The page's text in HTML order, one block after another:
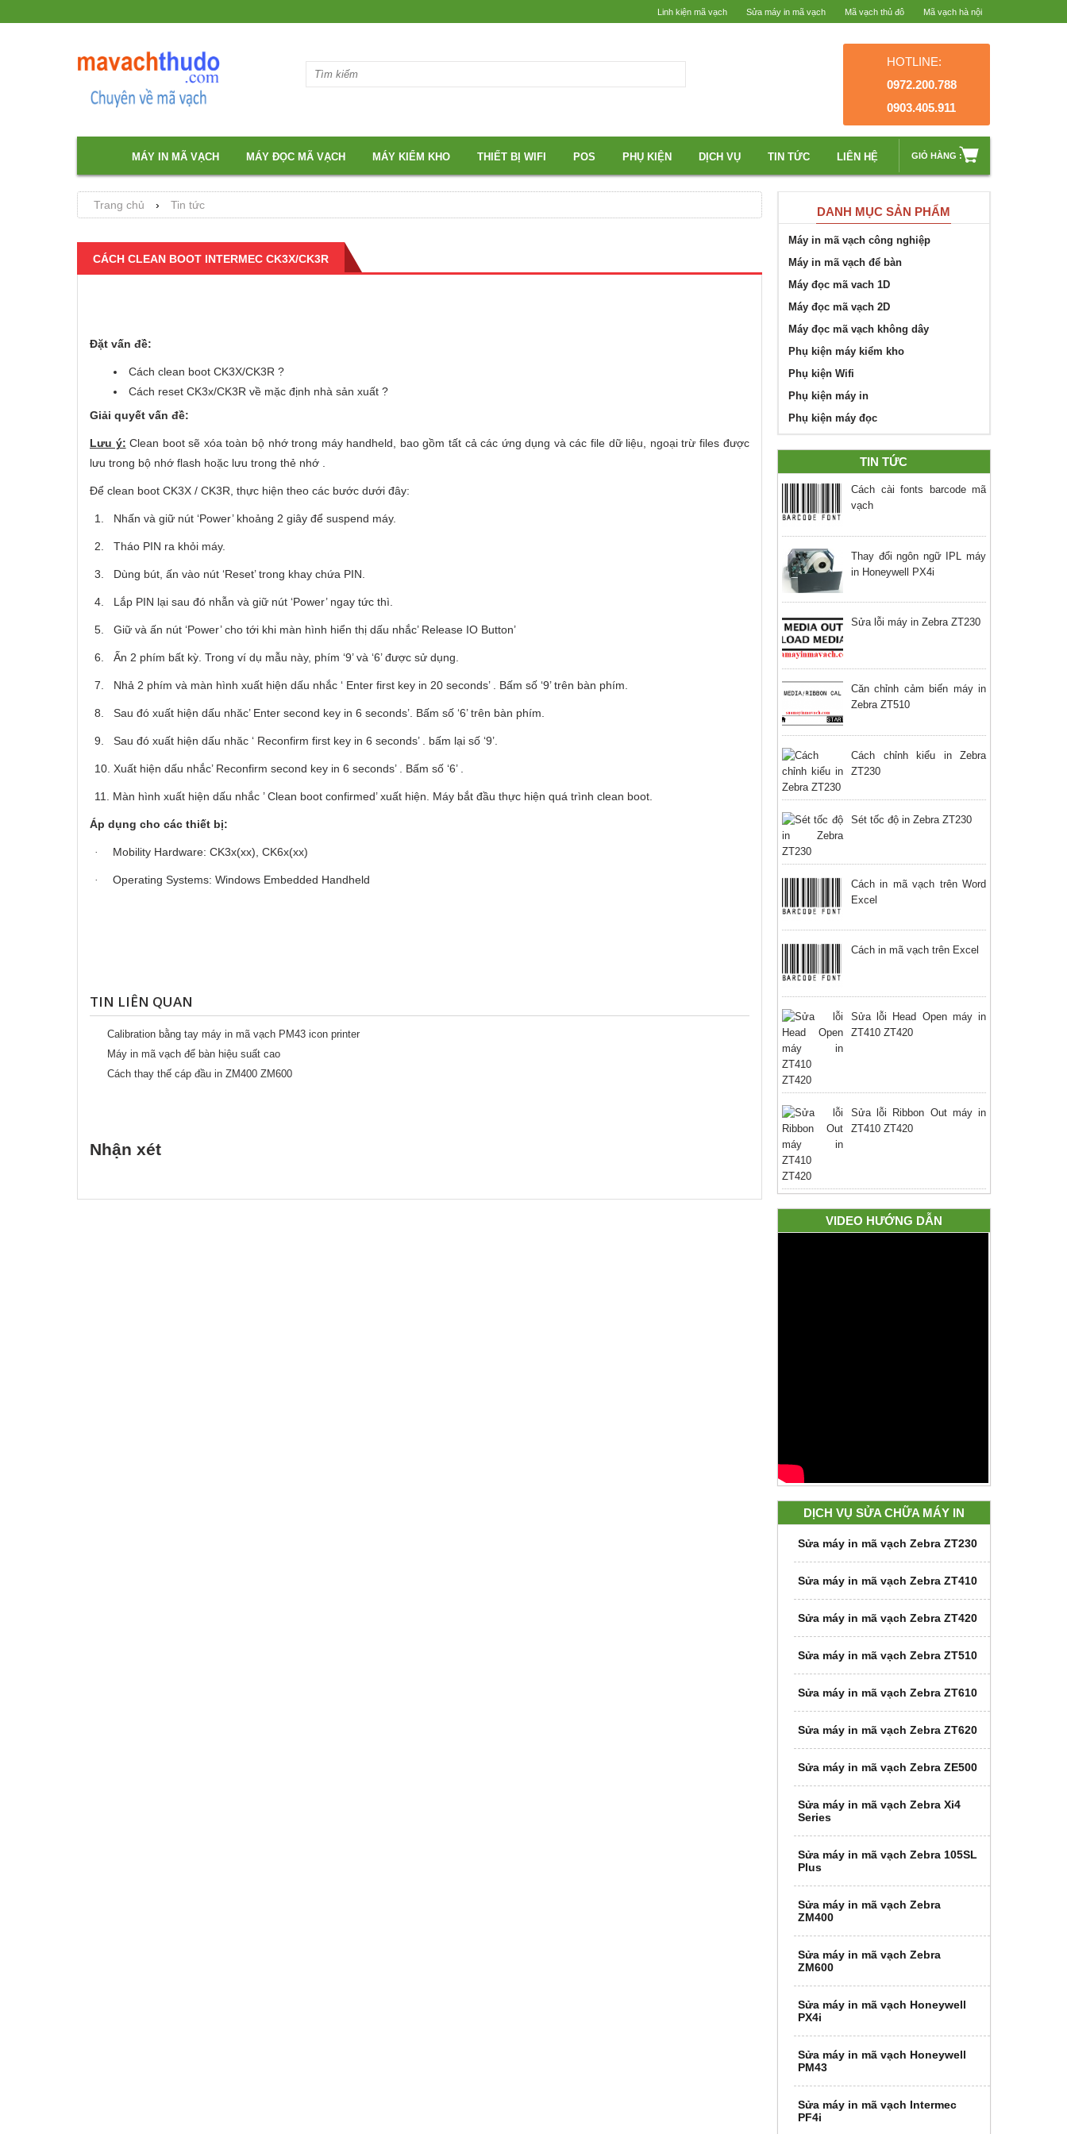
Linh kiện mã vạch Sửa máy in mã vạch Mã vạch thủ đô Mã vạch hà nội
HOTLINE:
0972.200.788
0903.405.911
MÁY IN MÃ VẠCH MÁY ĐỌC MÃ VẠCH MÁY KIỂM KHO THIẾT BỊ WIFI POS PHỤ KIỆN DỊCH VỤ TIN TỨC LIÊN HỆ GIỎ HÀNG :
Trang chủ › Tin tức
CÁCH CLEAN BOOT INTERMEC CK3X/CK3R
Đặt vấn đề:
Cách clean boot CK3X/CK3R ?
Cách reset CK3x/CK3R về mặc định nhà sản xuất ?
Giải quyết vấn đề:
Lưu ý: Clean boot sẽ xóa toàn bộ nhớ trong máy handheld, bao gồm tất cả các ứng dụng và các file dữ liệu, ngoại trừ files được
lưu trong bộ nhớ flash hoặc lưu trong thẻ nhớ .
Để clean boot CK3X / CK3R, thực hiện theo các bước dưới đây:
1. Nhấn và giữ nút ‘Power’ khoảng 2 giây để suspend máy.
2. Tháo PIN ra khỏi máy.
3. Dùng bút, ấn vào nút ‘Reset’ trong khay chứa PIN.
4. Lắp PIN lại sau đó nhẫn và giữ nút ‘Power’ ngay tức thì.
5. Giữ và ấn nút ‘Power’ cho tới khi màn hình hiển thị dấu nhắc’ Release IO Button’
6. Ấn 2 phím bất kỳ. Trong ví dụ mẫu này, phím ‘9’ và ‘6’ được sử dụng.
7. Nhả 2 phím và màn hình xuất hiện dấu nhắc ‘ Enter first key in 20 seconds’ . Bấm số ‘9’ trên bàn phím.
8. Sau đó xuất hiện dấu nhăc’ Enter second key in 6 seconds’. Bấm số ‘6’ trên bàn phím.
9. Sau đó xuất hiện dấu nhăc ‘ Reconfirm first key in 6 seconds’ . bấm lại số ‘9’.
10. Xuất hiện dấu nhắc’ Reconfirm second key in 6 seconds’ . Bấm số ‘6’ .
11. Màn hình xuất hiện dấu nhắc ’ Clean boot confirmed’ xuất hiện. Máy bắt đầu thực hiện quá trình clean boot.
Áp dụng cho các thiết bị:
· Mobility Hardware: CK3x(xx), CK6x(xx)
· Operating Systems: Windows Embedded Handheld
TIN LIÊN QUAN
Calibration bằng tay máy in mã vạch PM43 icon printer
Máy in mã vạch để bàn hiệu suất cao
Cách thay thế cáp đầu in ZM400 ZM600
Nhận xét
DANH MỤC SẢN PHẨM
Máy in mã vạch công nghiệp
Máy in mã vạch để bàn
Máy đọc mã vach 1D
Máy đọc mã vạch 2D
Máy đọc mã vạch không dây
Phụ kiện máy kiểm kho
Phụ kiện Wifi
Phụ kiện máy in
Phụ kiện máy đọc
TIN TỨC
Cách cài fonts barcode mã
vạch
Thay đổi ngôn ngữ IPL máy
in Honeywell PX4i
Sửa lỗi máy in Zebra ZT230
Căn chỉnh cảm biến máy in
Zebra ZT510
Cách chỉnh kiểu in Zebra
ZT230
Sét tốc độ in Zebra ZT230
Cách in mã vạch trên Word
Excel
Cách in mã vạch trên Excel
Sửa lỗi Head Open máy in
ZT410 ZT420
Sửa lỗi Ribbon Out máy in
ZT410 ZT420
VIDEO HƯỚNG DẪN
DỊCH VỤ SỬA CHỮA MÁY IN
Sửa máy in mã vạch Zebra ZT230
Sửa máy in mã vạch Zebra ZT410
Sửa máy in mã vạch Zebra ZT420
Sửa máy in mã vạch Zebra ZT510
Sửa máy in mã vạch Zebra ZT610
Sửa máy in mã vạch Zebra ZT620
Sửa máy in mã vạch Zebra ZE500
Sửa máy in mã vạch Zebra Xi4
Series
Sửa máy in mã vạch Zebra 105SL
Plus
Sửa máy in mã vạch Zebra
ZM400
Sửa máy in mã vạch Zebra
ZM600
Sửa máy in mã vạch Honeywell
PX4i
Sửa máy in mã vạch Honeywell
PM43
Sửa máy in mã vạch Intermec
PF4i